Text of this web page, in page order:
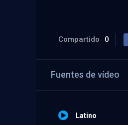
Compartido 0
Fuentes de vídeo
Latino